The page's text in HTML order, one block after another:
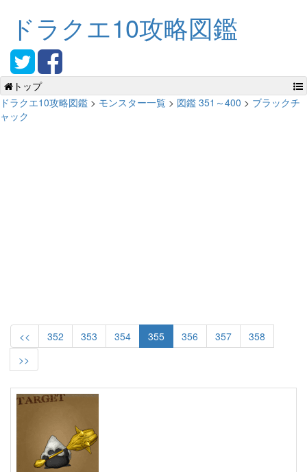
ドラクエ10攻略図鑑
トップ
ドラクエ10攻略図鑑 > モンスター一覧 > 図鑑 351～400 > ブラックチ
ャック
<< 352 353 354 355 356 357
358
>>